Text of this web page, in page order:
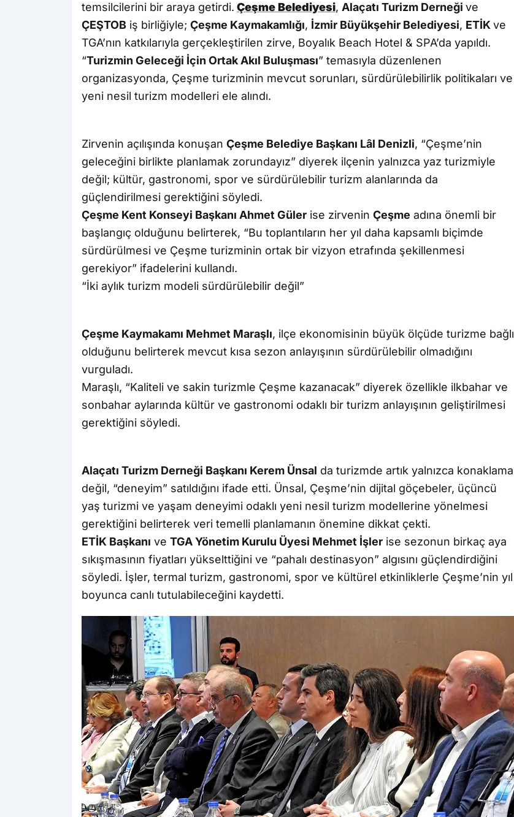
temsilcilerini bir araya getirdi. Çeşme Belediyesi, Alaçatı Turizm Derneği ve
ÇEŞTOB iş birliğiyle; Çeşme Kaymakamlığı, İzmir Büyükşehir Belediyesi, ETİKve
TGA’nın katkılarıyla gerçekleştirilen zirve, Boyalık Beach Hotel & SPA’da yapıldı.
“Turizmin Geleceği İçin Ortak Akıl Buluşması” temasıyla düzenlenen
organizasyonda, Çeşme turizminin mevcut sorunları, sürdürülebilirlik politikaları ve
yeni nesil turizm modelleri ele alındı.
Zirvenin açılışında konuşan Çeşme Belediye Başkanı Lâl Denizli, “Çeşme’nin
geleceğini birlikte planlamak zorundayız” diyerek ilçenin yalnızca yaz turizmiyle
değil; kültür, gastronomi, spor ve sürdürülebilir turizm alanlarında da
güçlendirilmesi gerektiğini söyledi.
Çeşme Kent Konseyi Başkanı Ahmet Güler ise zirvenin Çeşme adına önemli bir
başlangıç olduğunu belirterek, “Bu toplantıların her yıl daha kapsamlı biçimde
sürdürülmesi ve Çeşme turizminin ortak bir vizyon etrafında şekillenmesi
gerekiyor” ifadelerini kullandı.
“İki aylık turizm modeli sürdürülebilir değil”
Çeşme Kaymakamı Mehmet Maraşlı, ilçe ekonomisinin büyük ölçüde turizme bağlı
olduğunu belirterek mevcut kısa sezon anlayışının sürdürülebilir olmadığını
vurguladı.
Maraşlı, “Kaliteli ve sakin turizmle Çeşme kazanacak” diyerek özellikle ilkbahar ve
sonbahar aylarında kültür ve gastronomi odaklı bir turizm anlayışının geliştirilmesi
gerektiğini söyledi.
Alaçatı Turizm Derneği Başkanı Kerem Ünsal da turizmde artık yalnızca konaklama
değil, “deneyim” satıldığını ifade etti. Ünsal, Çeşme’nin dijital göçebeler, üçüncü
yaş turizmi ve yaşam deneyimi odaklı yeni nesil turizm modellerine yönelmesi
gerektiğini belirterek veri temelli planlamanın önemine dikkat çekti.
ETİK Başkanı ve TGA Yönetim Kurulu Üyesi Mehmet İşler ise sezonun birkaç aya
sıkışmasının fiyatları yükselttiğini ve “pahalı destinasyon” algısını güçlendirdiğini
söyledi. İşler, termal turizm, gastronomi, spor ve kültürel etkinliklerle Çeşme’nin yıl
boyunca canlı tutulabileceğini kaydetti.